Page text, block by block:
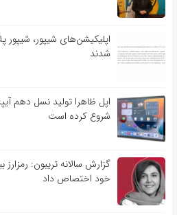
اپلیکیشن‌های شیپور،
شدند
اپل ظاهرا تولید نسل دهم
شروع کرده است
گزارش سالانه تریبون: رمزارز
خود اختصاص داد